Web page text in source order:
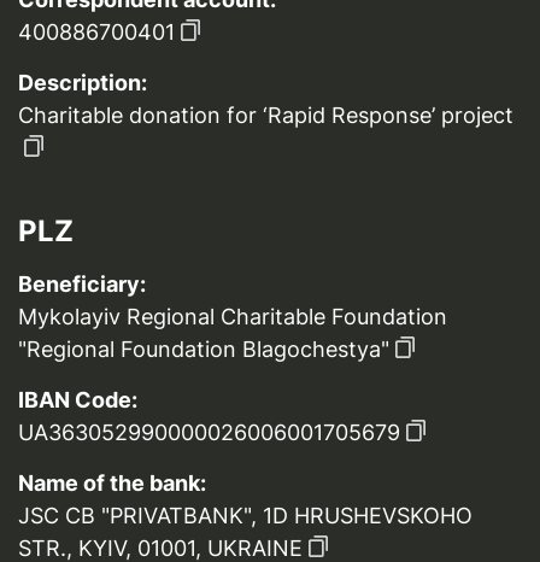
400886700401
Description:
Charitable donation for ‘Rapid Response’ project
PLZ
Beneficiary:
Mykolayiv Regional Charitable Foundation
"Regional Foundation Blagochestya"
IBAN Code:
UA363052990000026006001705679
Name of the bank:
JSC CB "PRIVATBANK", 1D HRUSHEVSKOHO
STR., KYIV, 01001, UKRAINE